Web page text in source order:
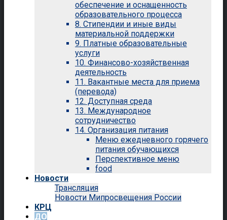
обеспечение и оснащенность
образовательного процесса
8. Стипендии и иные виды
материальной поддержки
9. Платные образовательные
услуги
10. Финансово-хозяйственная
деятельность
11. Вакантные места для приема
(перевода)
12. Доступная среда
13. Международное
сотрудничество
14. Организация питания
Меню ежедневного горячего
питания обучающихся
Перспективное меню
food
Новости
Трансляция
Новости Мипросвещения России
КРЦ
ДО